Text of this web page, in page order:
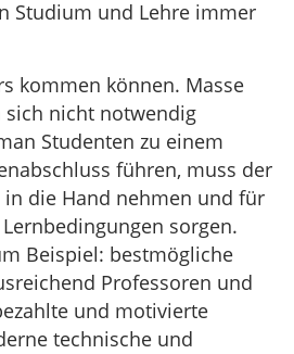
Studium und Lehre immer
kommen können. Masse
sich nicht notwendig
Studenten zu einem
führen, muss der
in die Hand nehmen und für
sorgen.
Beispiel: bestmögliche
Professoren und
und motivierte
technische und